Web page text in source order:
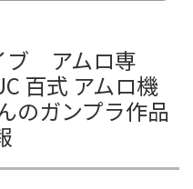
ブ アムロ専
百式 アムロ機
のガンプラ作品